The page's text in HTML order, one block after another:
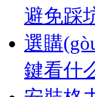
避免踩
選購
鍵看什